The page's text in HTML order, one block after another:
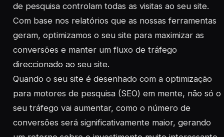
de pesquisa controlam todas as visitas ao seu site.
Com base nos relatórios que as nossas ferramentas
geram, optimizamos o seu site para maximizar as
conversões e manter um fluxo de tráfego
direccionado ao seu site.
Quando o seu site é desenhado com a optimização
para motores de pesquisa (SEO) em mente, não só o
seu tráfego vai aumentar, como o número de
conversões será significativamente maior, gerando